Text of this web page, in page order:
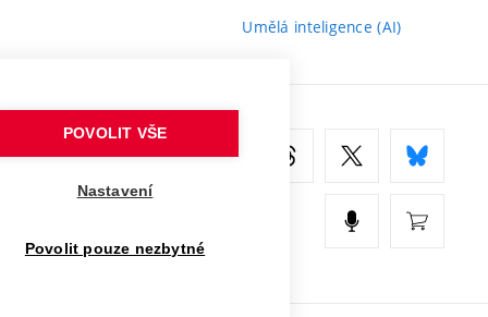
Umělá inteligence (AI)
POVOLIT VŠE
Nastavení
Povolit pouze nezbytné